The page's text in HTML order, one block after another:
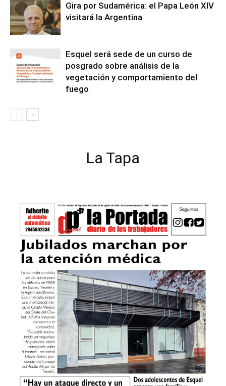
Gira por Sudamérica: el Papa León XIV
visitará la Argentina
Esquel será sede de un curso de
posgrado sobre análisis de la
vegetación y comportamiento del
fuego
La Tapa